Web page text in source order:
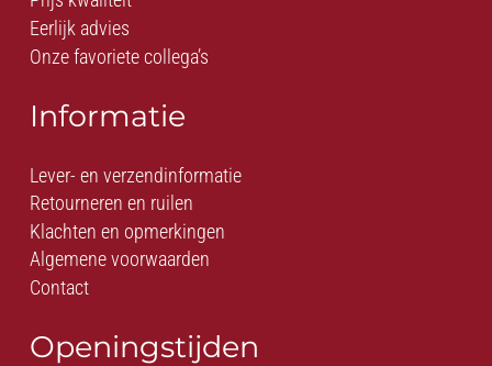
Eerlijk advies
Onze favoriete collega’s
Informatie
Lever- en verzendinformatie
Retourneren en ruilen
Klachten en opmerkingen
Algemene voorwaarden
Contact
Openingstijden